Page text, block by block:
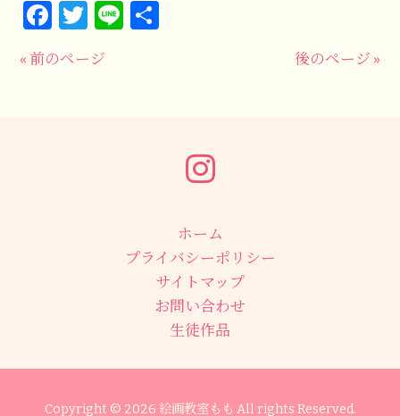
Facebook
Twitter
Line
« 前のページ 後のページ »
ホーム
プライバシーポリシー
サイトマップ
お問い合わせ
生徒作品
Copyright © 2026 絵画教室もも All rights Reserved.